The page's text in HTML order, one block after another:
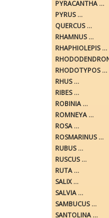
PYRACANTHA ...
PYRUS ...
QUERCUS ...
RHAMNUS ...
RHAPHIOLEPIS ...
RHODOTYPOS ...
RHUS ...
RIBES ...
ROBINIA ...
ROMNEYA ...
ROSA ...
ROSMARINUS ...
RUBUS ...
RUSCUS ...
RUTA ...
SALIX ...
SALVIA ...
SAMBUCUS ...
SANTOLINA ...